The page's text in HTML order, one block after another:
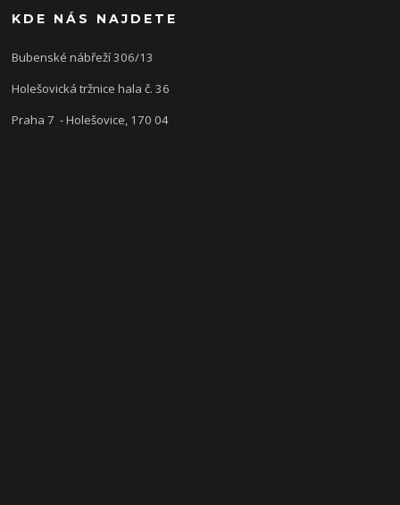
KDE NÁS NAJDETE
Bubenské nábřeží 306/13
Holešovická tržnice hala č. 36
Praha 7 - Holešovice, 170 04